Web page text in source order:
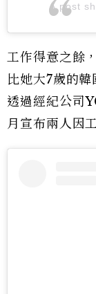
A post
工作得意之餘
比她大7歲的韓
透過經紀公司
月宣布兩人因